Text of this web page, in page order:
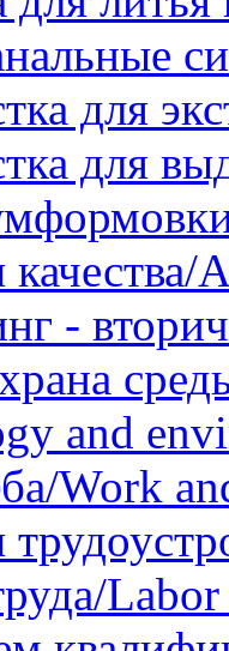
для
для
-
and
Work
Labor